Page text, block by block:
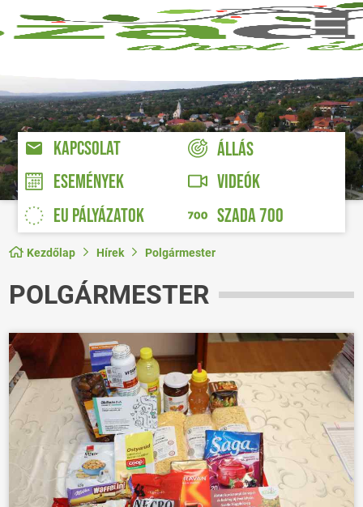
KAPCSOLAT
ÁLLÁS
ESEMÉNYEK
VIDEÓK
EU PÁLYÁZATOK
SZADA 700
Kezdőlap Hírek Polgármester
POLGÁRMESTER